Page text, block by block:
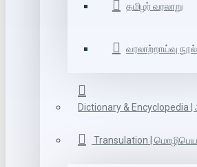
தமிழர் வரலாறு
வரலாற்றாய்வு நூல்
Dictionary & Encyclopedia
Transulation |